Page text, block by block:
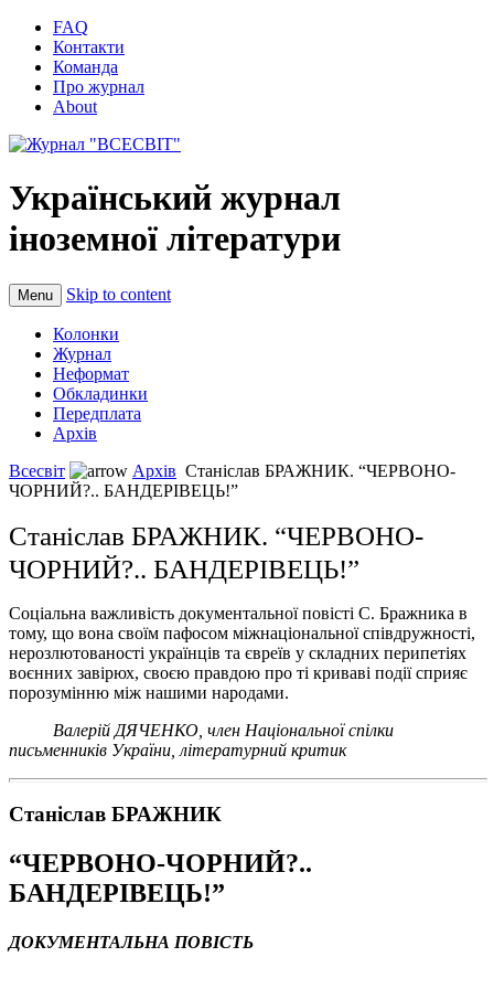
FAQ
Контакти
Команда
Про журнал
About
Український журнал
іноземної літератури
Menu Skip to content
Колонки
Журнал
Неформат
Обкладинки
Передплата
Архів
Всесвіт
Архів Станіслав БРАЖНИК. “ЧЕРВОНО-
ЧОРНИЙ?.. БАНДЕРІВЕЦЬ!”
Станіслав БРАЖНИК. “ЧЕРВОНО-
ЧОРНИЙ?.. БАНДЕРІВЕЦЬ!”
Соціальна важливість документальної повісті С. Бражника в
тому, що вона своїм пафосом міжнаціональної співдружності,
нерозлютованості українців та євреїв у складних перипетіях
воєнних завірюх, своєю правдою про ті криваві події сприяє
порозумінню між нашими народами.
Валерій ДЯЧЕНКО, член Національної спілки
письменників України, літературний критик
Станіслав БРАЖНИК
“ЧЕРВОНО-ЧОРНИЙ?..
БАНДЕРІВЕЦЬ!”
ДОКУМЕНТАЛЬНА ПОВІСТЬ